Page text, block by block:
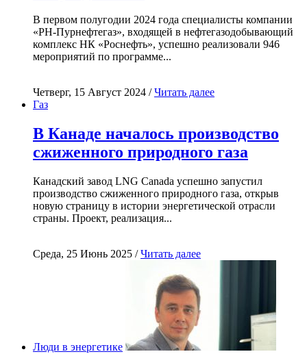
В первом полугодии 2024 года специалисты компании
«РН-Пурнефтегаз», входящей в нефтегазодобывающий
комплекс НК «Роснефть», успешно реализовали 946
мероприятий по программе...
Четверг, 15 Август 2024 /Читать далее
Газ
В Канаде началось производство
сжиженного природного газа
Канадский завод LNG Canada успешно запустил
производство сжиженного природного газа, открыв
новую страницу в истории энергетической отрасли
страны. Проект, реализация...
Среда, 25 Июнь 2025 /Читать далее
Люди в энергетике